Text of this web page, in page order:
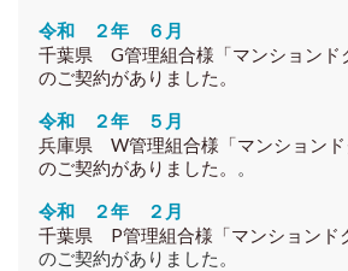
令和 ２年 ６月
千葉県 G管理組合様 「マンションド
のご契約がありました。
令和 ２年 ５月
兵庫県 W管理組合様 「マンション
のご契約がありました。
。
令和 ２年 ２月
千葉県 P管理組合様 「マンションド
のご契約がありました。